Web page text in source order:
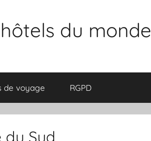
du monde
de voyage RGPD
du Sud